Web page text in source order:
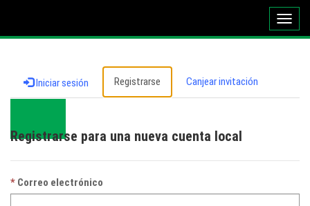
Iniciar sesión Registrarse Canjear invitación
Registrarse para una nueva cuenta local
Correo electrónico